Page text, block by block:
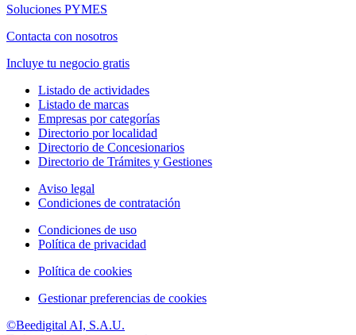
Soluciones PYMES
Contacta con nosotros
Incluye tu negocio gratis
Listado de actividades
Listado de marcas
Empresas por categorías
Directorio por localidad
Directorio de Concesionarios
Directorio de Trámites y Gestiones
Aviso legal
Condiciones de contratación
Condiciones de uso
Política de privacidad
Política de cookies
Gestionar preferencias de cookies
©Beedigital AI, S.A.U.